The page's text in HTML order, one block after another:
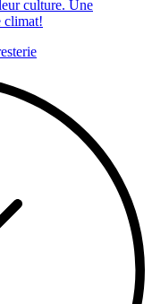
eur culture. Une
climat!